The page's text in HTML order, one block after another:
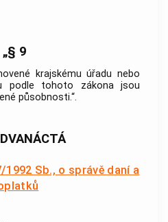
„§ 9
krajskému úřadu nebo
podle tohoto zákona jsou
působnosti.“.
1992 Sb., o správě daní a